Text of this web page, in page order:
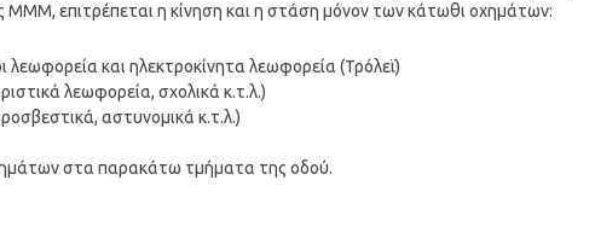
ΜΜΜ, επιτρέπεται η κίνηση και η στάση μόνον των κάτωθι οχημάτων:
και ηλεκτροκίνητα λεωφορεία (Τρόλεϊ)
λεωφορεία, σχολικά κ.τ.λ.)
αστυνομικά κ.τ.λ.)
στα παρακάτω τμήματα της οδού.